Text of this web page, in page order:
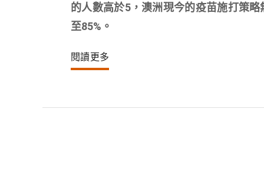
的人數高於5，澳洲現今的疫苗施打策
至85%。
閱讀更多